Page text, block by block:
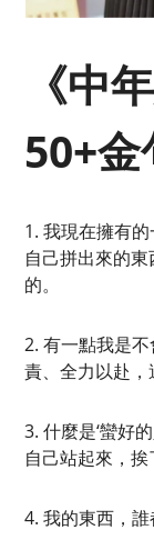
《中
50+金
1. 我現在擁有
自己拼出來的
的。
2. 有一點我是
責、全力以赴，
3. 什麼是‘蠻好
自己站起來，挨
4. 我的東西，誰